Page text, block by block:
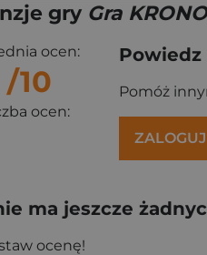
gry Gra
ocen:
/10
ocen:
Powiedz
Pomóż
ma jeszcze
ocenę!